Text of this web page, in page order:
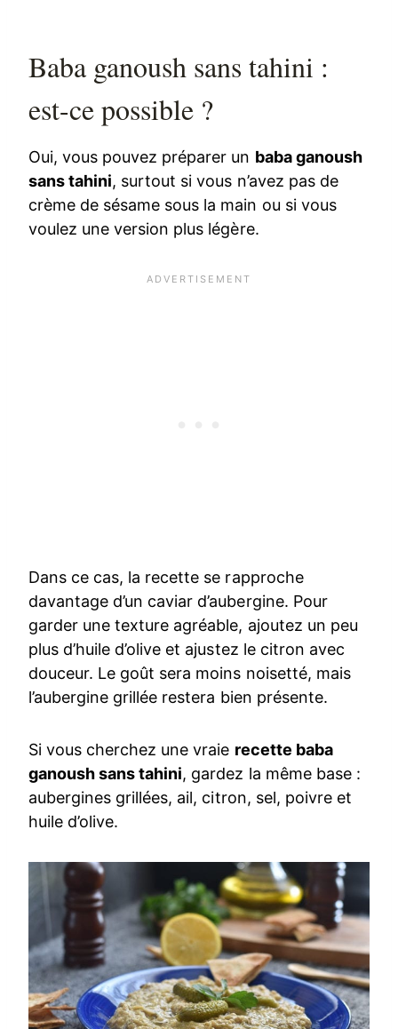
Baba ganoush sans tahini :
est-ce possible ?
Oui, vous pouvez préparer un baba ganoush
sans tahini, surtout si vous n’avez pas de
crème de sésame sous la main ou si vous
voulez une version plus légère.
Dans ce cas, la recette se rapproche
davantage d’un caviar d’aubergine. Pour
garder une texture agréable, ajoutez un peu
plus d’huile d’olive et ajustez le citron avec
douceur. Le goût sera moins noisetté, mais
l’aubergine grillée restera bien présente.
Si vous cherchez une vraie recette baba
ganoush sans tahini, gardez la même base :
aubergines grillées, ail, citron, sel, poivre et
huile d’olive.